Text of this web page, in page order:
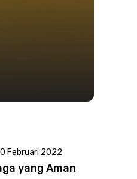
Februari 2022
yang Aman